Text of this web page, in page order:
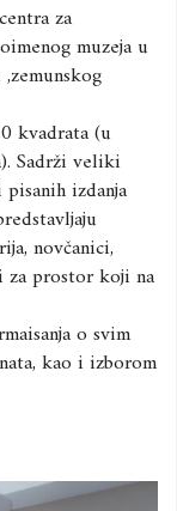
za
muzeja u
kvadrata (u
Sadrži veliki
izdanja
novčanici,
prostor koji na
o svim
kao i izborom